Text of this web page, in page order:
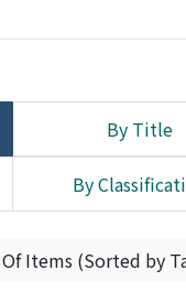
By Title
By
Items (Sorted by